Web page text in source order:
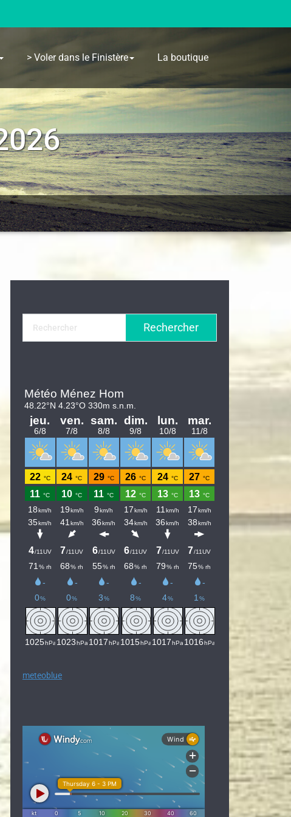
> Voler dans le Finistère La boutique
meteoblue